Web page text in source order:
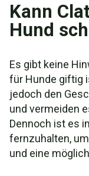
Kann
Hund
Es gibt keine
für Hunde giftig
jedoch den
und vermeiden
Dennoch ist es
fernzuhalten,
und eine